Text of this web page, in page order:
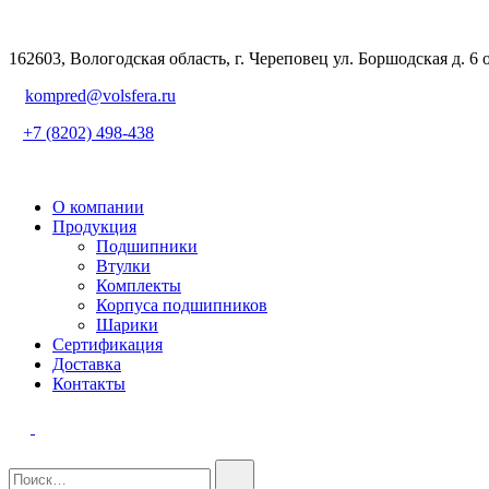
162603, Вологодская область, г. Череповец ул. Боршодская д. 6
kompred@volsfera.ru
+7 (8202) 498-438
О компании
Продукция
Подшипники
Втулки
Комплекты
Корпуса подшипников
Шарики
Сертификация
Доставка
Контакты